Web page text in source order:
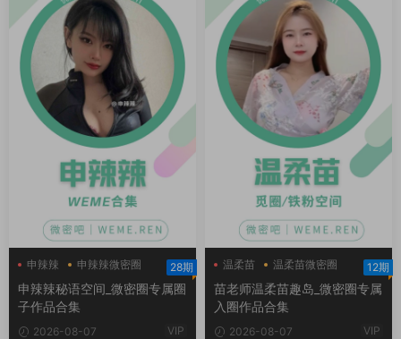
申辣辣
申辣辣微密圈
申辣辣秘语空间
28期
申辣辣秘语空间_微密圈专属圈
子作品合集
2026-08-07 VIP
温柔苗
温柔苗微密圈
温柔苗趣岛
12期
苗老师温柔苗趣岛_微密圈专属
入圈作品合集
2026-08-07 VIP